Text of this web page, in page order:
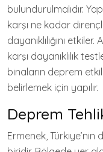
bulundurulmalıdır.
karşı ne kadar
dayanıklılığını
karşı dayanıklılık
binaların deprem
belirlemek için yapılır.
Deprem
Ermenek,